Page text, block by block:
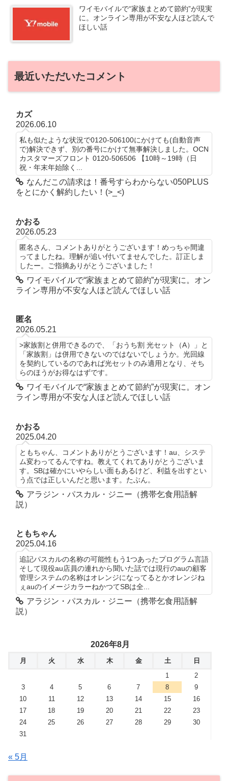
ワイモバイルで“家族まとめて節約”が現実
に。オンライン専用が不安な人ほど読んで
ほしい話
最近いただいたコメント
カズ
2026.06.10
私も似たような状況で0120-506100にかけても(自動音声
で)解決できず、別の番号にかけて無事解決しました。OCN
カスタマーズフロント 0120-506506 【10時～19時（日
祝・年末年始除く...
なんだこの請求は！番号すらわからない050PLUS
をとにかく解約したい！(>_<)
かおる
2026.05.23
匿名さん、コメントありがとうございます！めっちゃ間違
ってましたね。理解が追い付いてませんでした。訂正しま
したー。ご指摘ありがとうございました！
ワイモバイルで“家族まとめて節約”が現実に。オン
ライン専用が不安な人ほど読んでほしい話
匿名
2026.05.21
>家族割と併用できるので、「おうち割 光セット（A）」と
「家族割」は併用できないのではないでしょうか。光回線
を契約しているのであれば光セットのみ適用となり、そち
らのほうがお得なはずです。
ワイモバイルで“家族まとめて節約”が現実に。オン
ライン専用が不安な人ほど読んでほしい話
かおる
2025.04.20
ともちゃん、コメントありがとうございます！au、システ
ム変わってるんですね。教えてくれてありがとうございま
す。SBは確かにいやらしい面もあるけど、利益を出すとい
う点では正しいんだと思います。たぶん。
アラジン・パスカル・ジニー（携帯乞食用語解
説）
ともちゃん
2025.04.16
追記パスカルの名称の可能性もう1つあったプログラム言語
そして現役au店員の連れから聞いた話では現行のauの顧客
管理システムの名称はオレンジになってるとかオレンジね
ぇauのイメージカラーねかつてSBは全...
アラジン・パスカル・ジニー（携帯乞食用語解
説）
2026年8月
月 火 水 木 金 土
日
1
2
3
4 5 6 7 8
9
10
11 12 13 14 15
16
17
18 19 20 21 22
23
24
25 26 27 28 29
30
31
« 5月